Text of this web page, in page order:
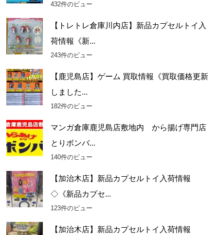
432件のビュー
【トレトレ倉庫川内店】新品カプセルトイ入
荷情報《新...
243件のビュー
【鹿児島店】ゲーム 買取情報《買取価格更新
しました...
182件のビュー
マンガ倉庫鹿児島店敷地内 から揚げ専門店
とりボンバ...
140件のビュー
【加治木店】新品カプセルトイ入荷情報
◇《新品カプセ...
123件のビュー
【加治木店】新品カプセルトイ入荷情報